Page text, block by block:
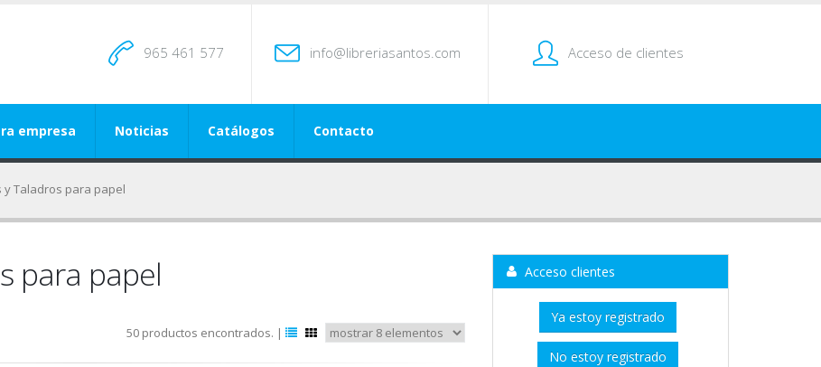
965 461 577 info@libreriasantos.com Acceso de clientes
empresa Noticias Catálogos Contacto
Taladros para papel
para papel
50 productos encontrados. |
Acceso clientes
Ya estoy registrado
No estoy registrado